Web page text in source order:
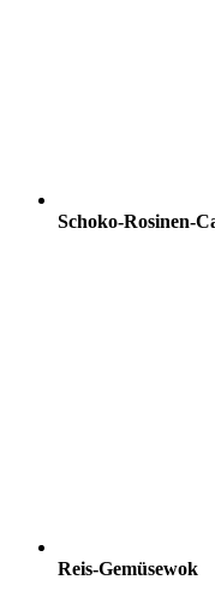
Schoko-Rosinen-
Reis-Gemüsewok